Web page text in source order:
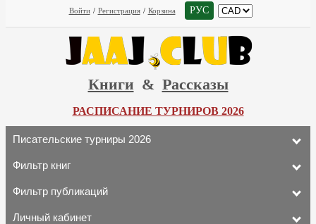
Войти / Регистрация / Корзина РУС
Книги & Рассказы
РАСПИСАНИЕ ТУРНИРОВ 2026
Писательские турниры 2026
Фильтр книг
Фильтр публикаций
Личный кабинет